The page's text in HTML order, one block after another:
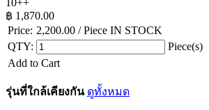
฿ 1,870.00
Price: 2,200.00 / Piece IN STOCK
QTY:
Piece(s)
Add to Cart
รุ่นที่ใกล้เคียงกัน ดูทั้งหมด